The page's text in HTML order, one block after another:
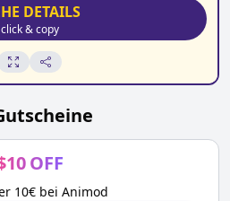
DETAILS
click & copy
10 OFF
10€ bei Animod